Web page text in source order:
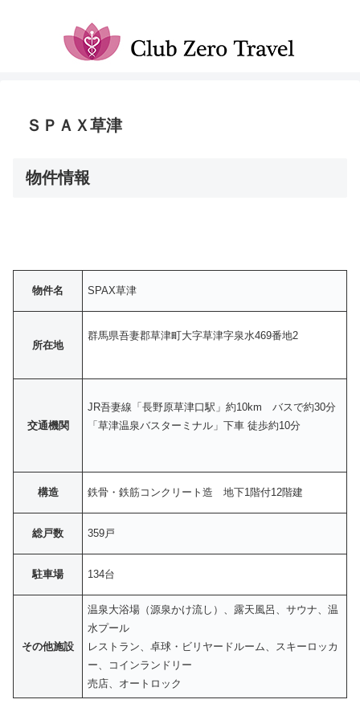
ＳＰＡＸ草津
物件情報
物件名 SPAX草津
所在地
群馬県吾妻郡草津町大字草津字泉水469番地2
交通機関
JR吾妻線「長野原草津口駅」約10km バスで約30分
「草津温泉バスターミナル」下車 徒歩約10分
構造 鉄骨・鉄筋コンクリート造 地下1階付12階建
総戸数 359戸
駐車場 134台
その他施設
温泉大浴場（源泉かけ流し）、露天風呂、サウナ、温
水プール
レストラン、卓球・ビリヤードルーム、スキーロッカ
ー、コインランドリー
売店、オートロック